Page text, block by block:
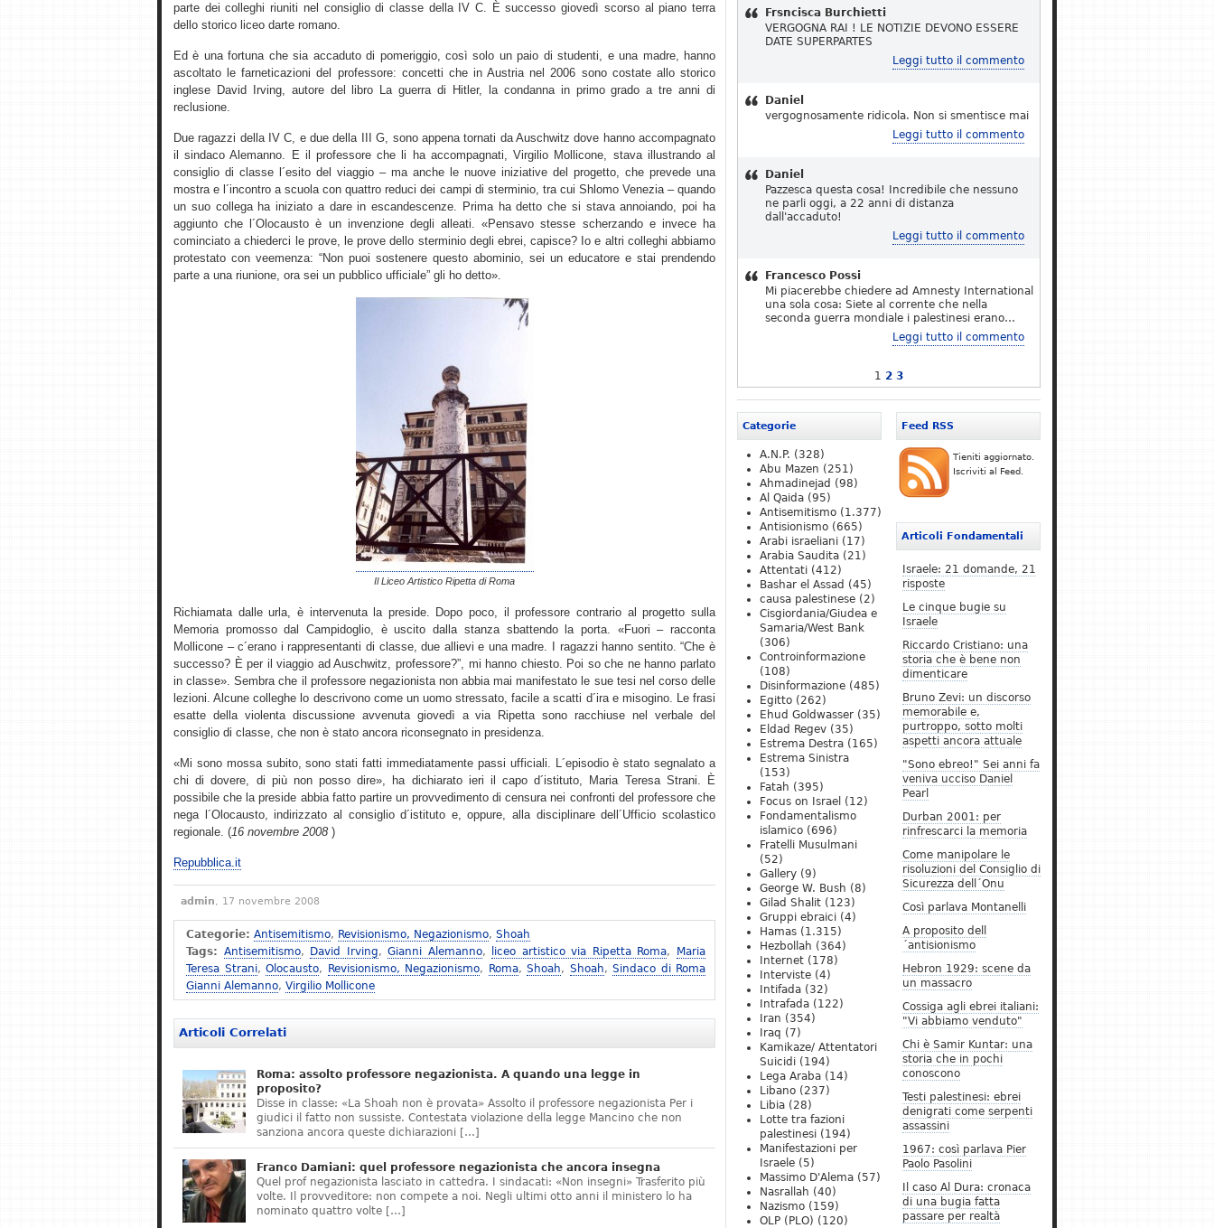
parte dei colleghi riuniti nel consiglio di classe della IV C. È successo giovedì scorso al piano terra
dello storico liceo darte romano.
Ed è una fortuna che sia accaduto di pomeriggio, così solo un paio di studenti, e una madre, hanno
ascoltato le farneticazioni del professore: concetti che in Austria nel 2006 sono costate allo storico
inglese David Irving, autore del libro La guerra di Hitler, la condanna in primo grado a tre anni di
reclusione.
Due ragazzi della IV C, e due della III G, sono appena tornati da Auschwitz dove hanno accompagnato
il sindaco Alemanno. E il professore che li ha accompagnati, Virgilio Mollicone, stava illustrando al
consiglio di classe l´esito del viaggio – ma anche le nuove iniziative del progetto, che prevede una
mostra e l´incontro a scuola con quattro reduci dei campi di sterminio, tra cui Shlomo Venezia – quando
un suo collega ha iniziato a dare in escandescenze. Prima ha detto che si stava annoiando, poi ha
aggiunto che l´Olocausto è un invenzione degli alleati. «Pensavo stesse scherzando e invece ha
cominciato a chiederci le prove, le prove dello sterminio degli ebrei, capisce? Io e altri colleghi abbiamo
protestato con veemenza: “Non puoi sostenere questo abominio, sei un educatore e stai prendendo
parte a una riunione, ora sei un pubblico ufficiale” gli ho detto».
Il Liceo Artistico Ripetta di Roma
Richiamata dalle urla, è intervenuta la preside. Dopo poco, il professore contrario al progetto sulla
Memoria promosso dal Campidoglio, è uscito dalla stanza sbattendo la porta. «Fuori – racconta
Mollicone – c´erano i rappresentanti di classe, due allievi e una madre. I ragazzi hanno sentito. “Che è
successo? È per il viaggio ad Auschwitz, professore?”, mi hanno chiesto. Poi so che ne hanno parlato
in classe». Sembra che il professore negazionista non abbia mai manifestato le sue tesi nel corso delle
lezioni. Alcune colleghe lo descrivono come un uomo stressato, facile a scatti d´ira e misogino. Le frasi
esatte della violenta discussione avvenuta giovedì a via Ripetta sono racchiuse nel verbale del
consiglio di classe, che non è stato ancora riconsegnato in presidenza.
«Mi sono mossa subito, sono stati fatti immediatamente passi ufficiali. L´episodio è stato segnalato a
chi di dovere, di più non posso dire», ha dichiarato ieri il capo d´istituto, Maria Teresa Strani. È
possibile che la preside abbia fatto partire un provvedimento di censura nei confronti del professore che
nega l´Olocausto, indirizzato al consiglio d´istituto e, oppure, alla disciplinare dell´Ufficio scolastico
regionale. (16 novembre 2008 )
Repubblica.it
admin, 17 novembre 2008
Categorie: Antisemitismo, Revisionismo, Negazionismo, Shoah
Tags: Antisemitismo, David Irving,Gianni Alemanno, liceo artistico via Ripetta Roma,
Maria
Teresa Strani, Olocausto, Revisionismo, Negazionismo, Roma, Shoah, Shoah, Sindaco di Roma
Gianni Alemanno, Virgilio Mollicone
Articoli Correlati
Roma: assolto professore negazionista. A quando una legge in
proposito?
Disse in classe: «La Shoah non è provata» Assolto il professore negazionista Per i
giudici il fatto non sussiste. Contestata violazione della legge Mancino che non
sanziona ancora queste dichiarazioni […]
Franco Damiani: quel professore negazionista che ancora insegna
Quel prof negazionista lasciato in cattedra. I sindacati: «Non insegni» Trasferito più
volte. Il provveditore: non compete a noi. Negli ultimi otto anni il ministero lo ha
nominato quattro volte […]
Frsncisca Burchietti
VERGOGNA RAI ! LE NOTIZIE DEVONO ESSERE
DATE SUPERPARTES
Leggi tutto il commento
Daniel
vergognosamente ridicola. Non si smentisce mai
Leggi tutto il commento
Daniel
Pazzesca questa cosa! Incredibile che nessuno
ne parli oggi, a 22 anni di distanza
dall'accaduto!
Leggi tutto il commento
Francesco Possi
Mi piacerebbe chiedere ad Amnesty International
una sola cosa: Siete al corrente che nella
seconda guerra mondiale i palestinesi erano…
Leggi tutto il commento
1 2 3
Feed RSS
Tieniti aggiornato.
Iscriviti al Feed.
Articoli Fondamentali
Israele: 21 domande, 21
risposte
Le cinque bugie su
Israele
Riccardo Cristiano: una
storia che è bene non
dimenticare
Bruno Zevi: un discorso
memorabile e,
purtroppo, sotto molti
aspetti ancora attuale
"Sono ebreo!" Sei anni fa
veniva ucciso Daniel
Pearl
Durban 2001: per
rinfrescarci la memoria
Come manipolare le
risoluzioni del Consiglio di
Sicurezza dell´Onu
Così parlava Montanelli
A proposito dell
´antisionismo
Hebron 1929: scene da
un massacro
Cossiga agli ebrei italiani:
"Vi abbiamo venduto"
Chi è Samir Kuntar: una
storia che in pochi
conoscono
Testi palestinesi: ebrei
denigrati come serpenti
assassini
1967: così parlava Pier
Paolo Pasolini
Il caso Al Dura: cronaca
di una bugia fatta
passare per realtà
Categorie
A.N.P. (328)
Abu Mazen (251)
Ahmadinejad (98)
Al Qaida (95)
Antisemitismo (1.377)
Antisionismo (665)
Arabi israeliani (17)
Arabia Saudita (21)
Attentati (412)
Bashar el Assad (45)
causa palestinese (2)
Cisgiordania/Giudea e
Samaria/West Bank
(306)
Controinformazione
(108)
Disinformazione (485)
Egitto (262)
Ehud Goldwasser (35)
Eldad Regev (35)
Estrema Destra (165)
Estrema Sinistra
(153)
Fatah (395)
Focus on Israel (12)
Fondamentalismo
islamico (696)
Fratelli Musulmani
(52)
Gallery (9)
George W. Bush (8)
Gilad Shalit (123)
Gruppi ebraici (4)
Hamas (1.315)
Hezbollah (364)
Internet (178)
Interviste (4)
Intifada (32)
Intrafada (122)
Iran (354)
Iraq (7)
Kamikaze/ Attentatori
Suicidi (194)
Lega Araba (14)
Libano (237)
Libia (28)
Lotte tra fazioni
palestinesi (194)
Manifestazioni per
Israele (5)
Massimo D'Alema (57)
Nasrallah (40)
Nazismo (159)
OLP (PLO) (120)